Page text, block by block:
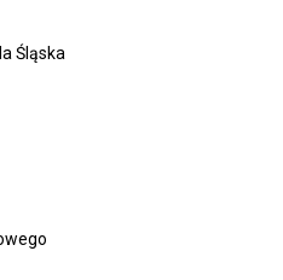
Śląska